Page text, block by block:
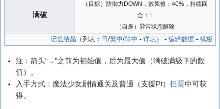
满破
（目标）防御力DOWN，效果值：40%，持续回
合：1
（自身）异常状态解除
记忆结晶 （列表： 日 /繁中/简中 - 详表） - 编辑数据- 模板
注：箭头“→”之前为初始值，后为最大值（满破满级下的数
值）。
入手方式：魔法少女剧情通关及普通（支援Pt）扭蛋中可获
得。